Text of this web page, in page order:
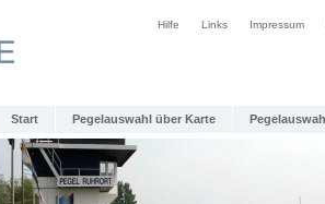
Hilfe Links Impressum
Start Pegelauswahl über Karte